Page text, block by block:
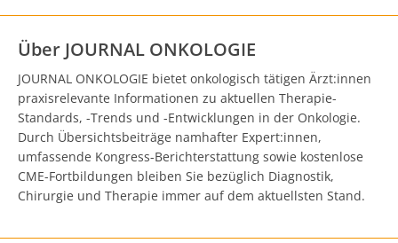
Über JOURNAL ONKOLOGIE
JOURNAL ONKOLOGIE bietet onkologisch tätigen Ärzt:innen
praxisrelevante Informationen zu aktuellen Therapie-
Standards, -Trends und -Entwicklungen in der Onkologie.
Durch Übersichtsbeiträge namhafter Expert:innen,
umfassende Kongress-Berichterstattung sowie kostenlose
CME-Fortbildungen bleiben Sie bezüglich Diagnostik,
Chirurgie und Therapie immer auf dem aktuellsten Stand.